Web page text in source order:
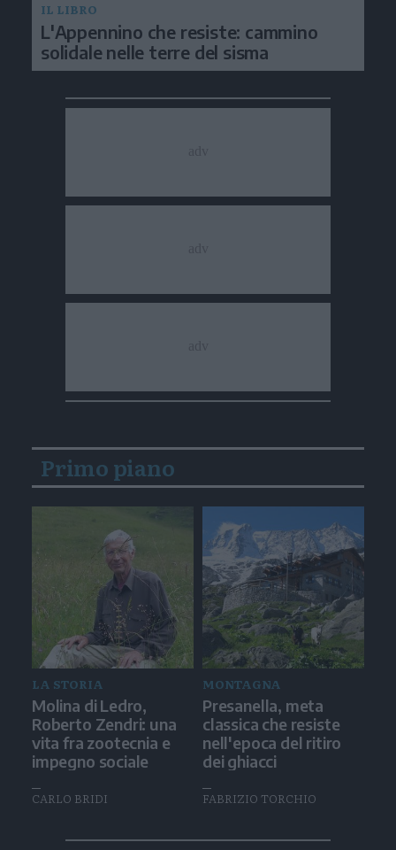
IL LIBRO
L'Appennino che resiste: cammino
solidale nelle terre del sisma
Primo piano
LA STORIA
Molina di Ledro,
Roberto Zendri: una
vita fra zootecnia e
impegno sociale
CARLO BRIDI
MONTAGNA
Presanella, meta
classica che resiste
nell'epoca del ritiro
dei ghiacci
FABRIZIO TORCHIO